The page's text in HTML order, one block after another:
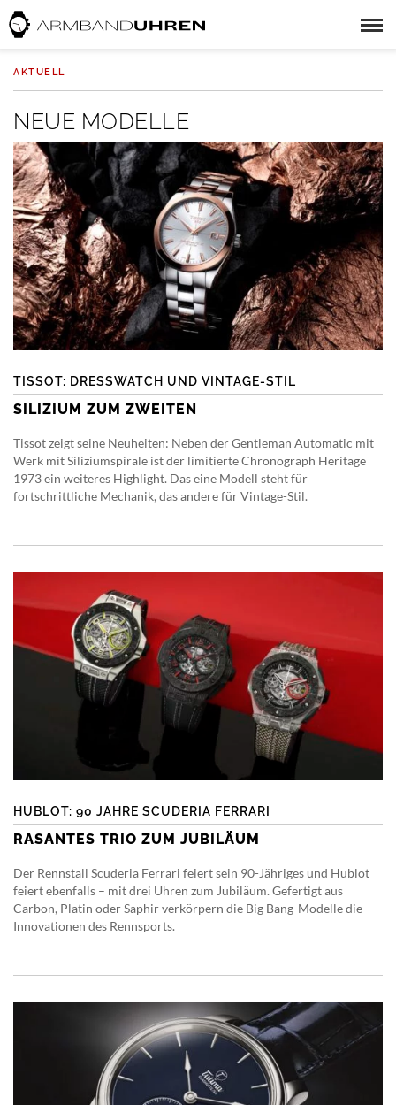
AKTUELL
NEUE MODELLE
TISSOT: DRESSWATCH UND VINTAGE-STIL
SILIZIUM ZUM ZWEITEN
Tissot zeigt seine Neuheiten: Neben der Gentleman Automatic mit
Werk mit Siliziumspirale ist der limitierte Chronograph Heritage
1973 ein weiteres Highlight. Das eine Modell steht für
fortschrittliche Mechanik, das andere für Vintage-Stil.
HUBLOT: 90 JAHRE SCUDERIA FERRARI
RASANTES TRIO ZUM JUBILÄUM
Der Rennstall Scuderia Ferrari feiert sein 90-Jähriges und Hublot
feiert ebenfalls – mit drei Uhren zum Jubiläum. Gefertigt aus
Carbon, Platin oder Saphir verkörpern die Big Bang-Modelle die
Innovationen des Rennsports.